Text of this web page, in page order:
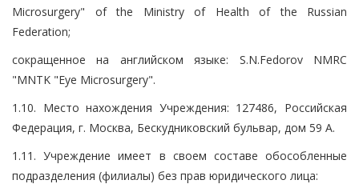
Microsurgery" of the Ministry of Health of the Russian
Federation;
сокращенное на английском языке: S.N.Fedorov NMRC
"MNTK "Eye Microsurgery".
1.10. Место нахождения Учреждения: 127486, Российская
Федерация, г. Москва, Бескудниковский бульвар, дом 59 А.
1.11. Учреждение имеет в своем составе обособленные
подразделения (филиалы) без прав юридического лица: